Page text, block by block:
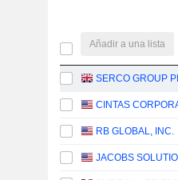
Añadir a una lista
SERCO GROUP
CINTAS
RB GLOBAL, INC.
JACOBS